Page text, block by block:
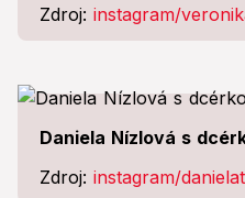
Zdroj: instagram/
Daniela Nízlová s
Zdroj: instagram/